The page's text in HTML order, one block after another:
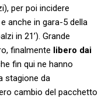
per poi incidere
anche in gara-5 della
in 21’). Grande
finalmente libero dai
fin qui ne hanno
stagione da
cambio del pacchetto